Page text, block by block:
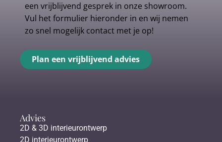
een vrijblijvend gesprek in onze showroom.
Vul het formulier hieronder in en wij nemen
zo snel mogelijk contact met je op!
Plan een vrijblijvend advies
Advies
2D & 3D interieurontwerp
2D interieurontwerp